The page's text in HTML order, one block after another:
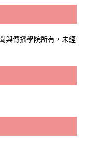
與傳播學院所有，未經